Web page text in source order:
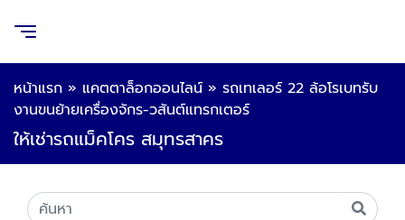
หน้าแรก » แคตตาล็อกออนไลน์ » รถเทเลอร์ 22 ล้อโรเบทรับ
งานขนย้ายเครื่องจักร-วสันต์แทรกเตอร์
ให้เช่ารถแม็คโคร สมุทรสาคร